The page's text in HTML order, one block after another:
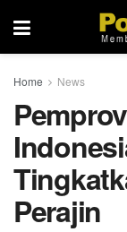
Home News
Perajin